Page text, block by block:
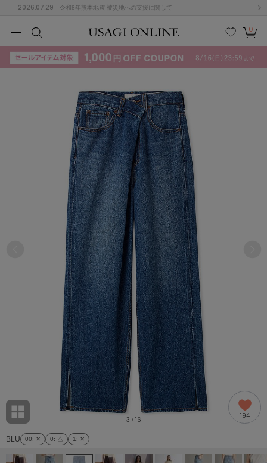
2026.07.29 令和8年熊本地震 被災地への支援に関して
検索
お気
に入
カー
ト
0
KIDSBABYBEAUTYLIFE STYLE
ョン雑貨 (865)
/ランジェリー (127)
KIDSBABYBEAUTYLIFE STYLE
E F G
L M N
S T U
Y Z
その
他
adidas by Stella McCartney
アディダス バイ ステラマッカートニー
ALLISON BROWN
アリソンブラウン
Ame no chi Hare
アメノチハレ
AMOMMA
アモマ
BLU 00: ✕ 0: △ 1 : ✕
3 / 16 194